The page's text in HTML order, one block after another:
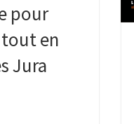
pour
en
Jura